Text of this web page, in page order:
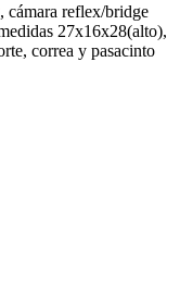
cámara reflex/bridge
27x16x28(alto),
correa y pasacinto